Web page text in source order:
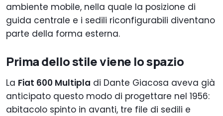
ambiente mobile, nella quale la posizione di
guida centrale e i sedili riconfigurabili diventano
parte della forma esterna.
Prima dello stile viene lo spazio
La Fiat 600 Multipla di Dante Giacosa aveva già
anticipato questo modo di progettare nel 1956:
abitacolo spinto in avanti, tre file di sedili e